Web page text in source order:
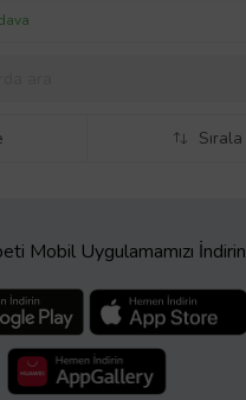
Sırala
Mobil Uygulamamızı İndirin